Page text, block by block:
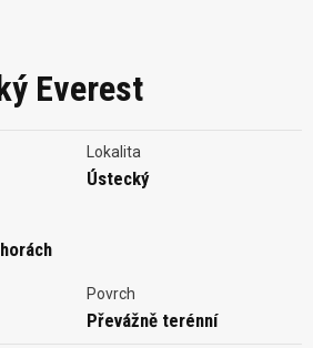
Everest
Lokalita
Ústecký
Povrch
Převážně terénní